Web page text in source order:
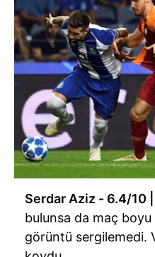
Serdar Aziz - 6.4/10 |
bulunsa da maç
görüntü sergilemedi.